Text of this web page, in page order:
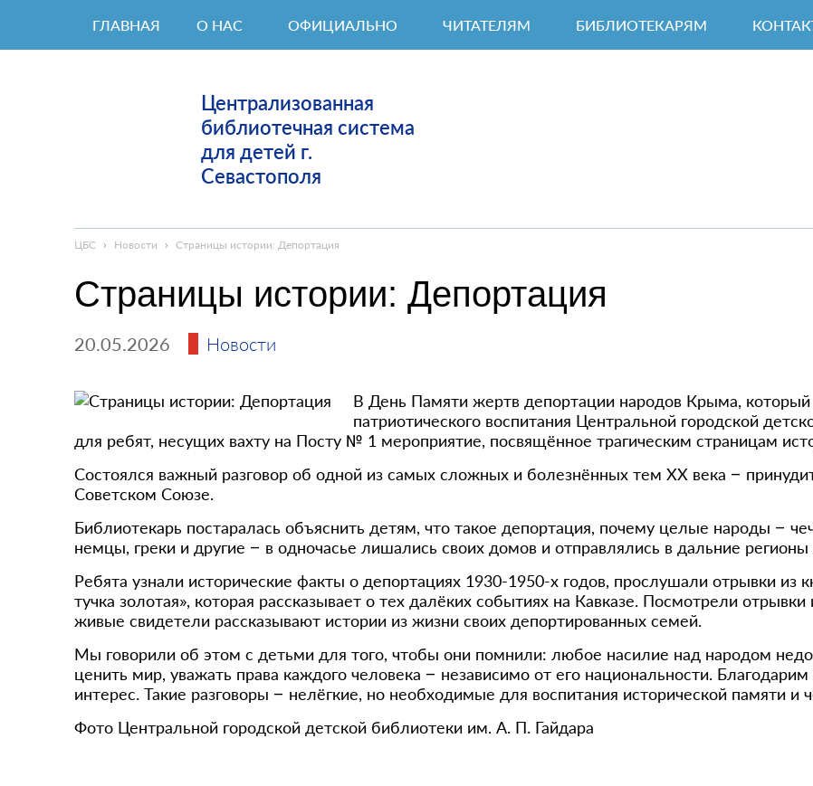
ГЛАВНАЯ О НАС ОФИЦИАЛЬНО ЧИТАТЕЛЯМ БИБЛИОТЕКАРЯМ
Централизованная
библиотечная система
для детей г.
Севастополя
ЦБС › Новости › Страницы истории: Депортация
Страницы истории: Депортация
20.05.2026 Новости
В День Памяти жертв депортации народов Крыма, который
патриотического воспитания Центральной городской
для ребят, несущих вахту на Посту № 1 мероприятие, посвящённое трагическим страницам
Состоялся важный разговор об одной из самых сложных и болезнённых тем XX века –
Советском Союзе.
Библиотекарь постаралась объяснить детям, что такое депортация, почему целые народы –
немцы, греки и другие – в одночасье лишались своих домов и отправлялись в дальние регионы
Ребята узнали исторические факты о депортациях 1930-1950-х годов, прослушали отрывки из
тучка золотая», которая рассказывает о тех далёких событиях на Кавказе. Посмотрели
живые свидетели рассказывают истории из жизни своих депортированных семей.
Мы говорили об этом с детьми для того, чтобы они помнили: любое насилие над народом
ценить мир, уважать права каждого человека – независимо от его национальности.
интерес. Такие разговоры – нелёгкие, но необходимые для воспитания исторической памяти и
Фото Центральной городской детской библиотеки им. А. П. Гайдара